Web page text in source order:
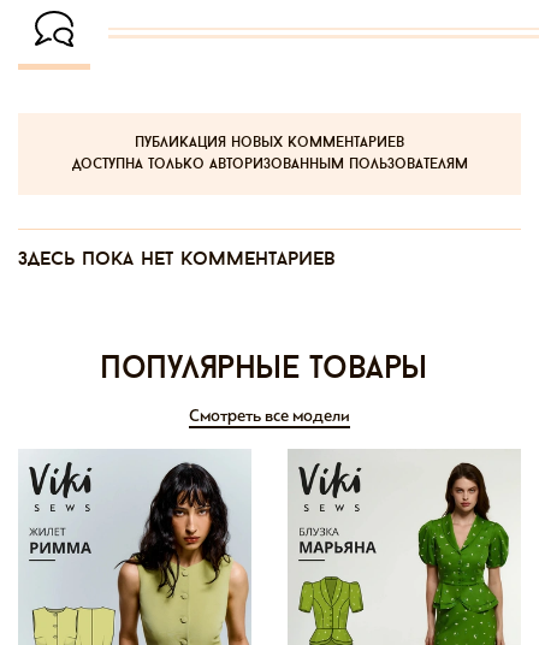
публикация новых комментариев
доступна только авторизованным пользователям
Здесь пока нет комментариев
Популярные товары
Смотреть все модели